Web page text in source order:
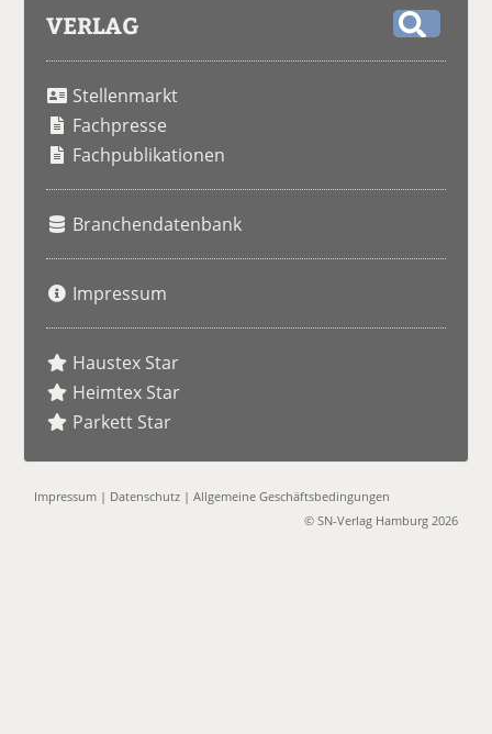
VERLAG
Stellenmarkt
Fachpresse
Fachpublikationen
Branchendatenbank
Impressum
Haustex Star
Heimtex Star
Parkett Star
Impressum | Datenschutz |Allgemeine Geschäftsbedingungen
© SN-Verlag Hamburg 2026